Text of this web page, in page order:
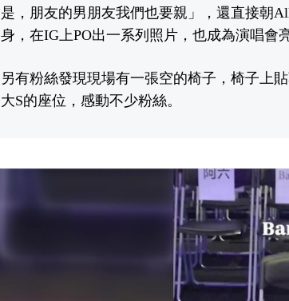
是，朋友的男朋友我們也要親」，還直接朝
身，在IG上PO出一系列照片，也成為演唱會
另有粉絲發現現場有一張空的椅子，椅子上
大S的座位，感動不少粉絲。